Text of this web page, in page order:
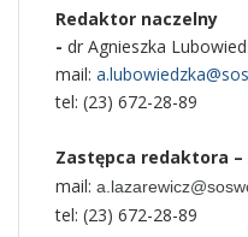
Redaktor naczelny
- dr Agnieszka
mail:
tel: (23) 672-28-89
Zastępca redaktora –
mail:
tel: (23) 672-28-89